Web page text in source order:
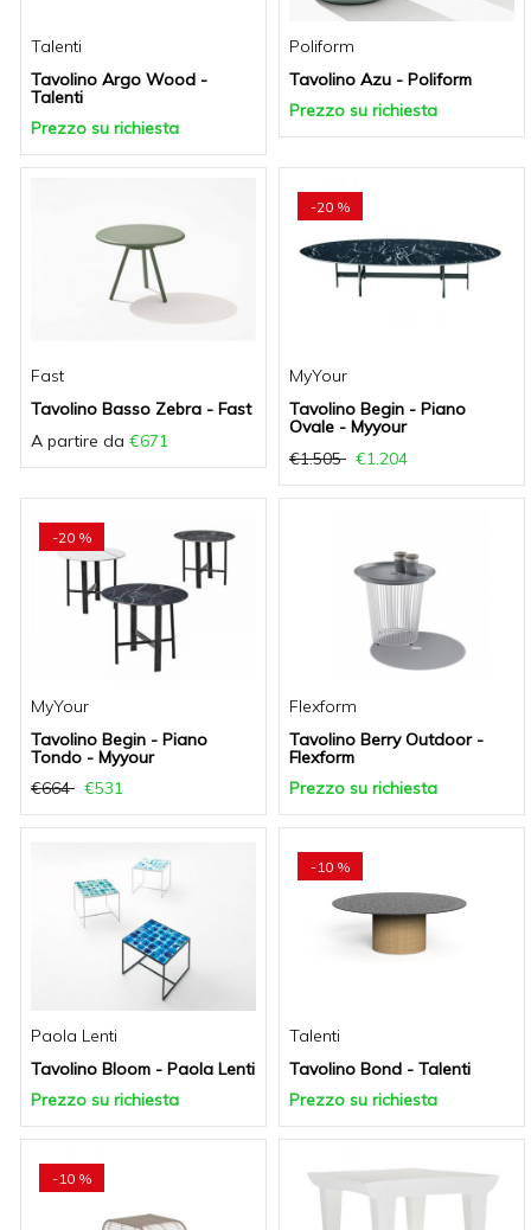
Talenti
Tavolino Argo Wood -
Talenti
Prezzo su richiesta
Poliform
Tavolino Azu - Poliform
Prezzo su richiesta
Fast
Tavolino Basso Zebra - Fast
A partire da €671
-20 %
MyYour
Tavolino Begin - Piano
Ovale - Myyour
€1.505
€1.204
-20 %
MyYour
Tavolino Begin - Piano
Tondo - Myyour
€664
€531
Flexform
Tavolino Berry Outdoor -
Flexform
Prezzo su richiesta
Paola Lenti
Tavolino Bloom - Paola Lenti
Prezzo su richiesta
-10 %
Talenti
Tavolino Bond - Talenti
Prezzo su richiesta
-10 %